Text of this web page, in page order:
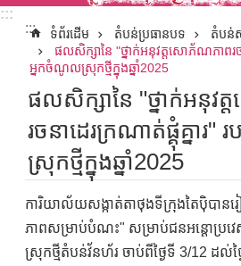
:::
:::
ទំព័រដើម តំបន់ប្រធានបទ តំបន់
ផលសិក្សានៃ "ថ្នាក់អនុវត្តសោភ័ណភាពរច
អ្នកចំណូលស្រុកថ្មីក្នុងឆ្នាំ2025
ផលសិក្សានៃ "ថ្នាក់អនុវ
រចនាដេរក្រណាត់ផ្គុំគ្នា
ស្រុកថ្មីក្នុងឆ្នាំ2025
ការិយាល័យសង្កាត់តាថុងទីក្រុងតៃប៉ិបាន
ភាពសម្រាប់បំណះ" សម្រាប់ជនអន្តោប្រ
ស្រុកថ្មីតំបន់វ័នហ័រ ចាប់ពីថ្ងៃទី 3/12 ដល់ថ្ង